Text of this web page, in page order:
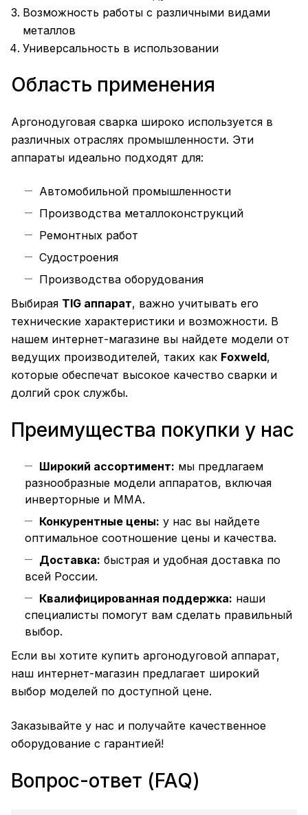
Возможность работы с различными видами
металлов
Универсальность в использовании
Область применения
Аргонодуговая сварка широко используется в
различных отраслях промышленности. Эти
аппараты идеально подходят для:
Автомобильной промышленности
Производства металлоконструкций
Ремонтных работ
Судостроения
Производства оборудования
Выбирая TIG аппарат, важно учитывать его
технические характеристики и возможности. В
нашем интернет-магазине вы найдете модели от
ведущих производителей, таких как Foxweld,
которые обеспечат высокое качество сварки и
долгий срок службы.
Преимущества покупки у нас
Широкий ассортимент: мы предлагаем
разнообразные модели аппаратов, включая
инверторные и MMA.
Конкурентные цены: у нас вы найдете
оптимальное соотношение цены и качества.
Доставка: быстрая и удобная доставка по
всей России.
Квалифицированная поддержка: наши
специалисты помогут вам сделать правильный
выбор.
Если вы хотите купить аргонодуговой аппарат,
наш интернет-магазин предлагает широкий
выбор моделей по доступной цене.
Заказывайте у нас и получайте качественное
оборудование с гарантией!
Вопрос-ответ (FAQ)